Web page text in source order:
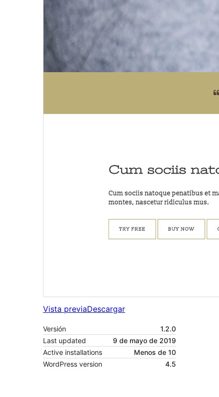
Vista previaDescargar
Versión
1.2.0
Last updated
9 de mayo de 2019
Active installations
Menos de 10
WordPress version
4.5